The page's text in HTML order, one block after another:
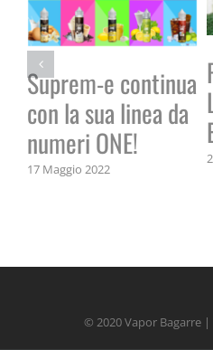
Suprem-e continua
con la sua linea da
numeri ONE!
17 Maggio 2022
© 2020 Vapor Bagarre